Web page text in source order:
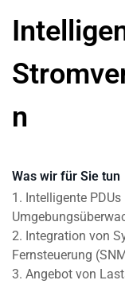
n
Was wir für Sie tun
1. Intelligente
2. Integration von
Fernsteuerung
3. Angebot von